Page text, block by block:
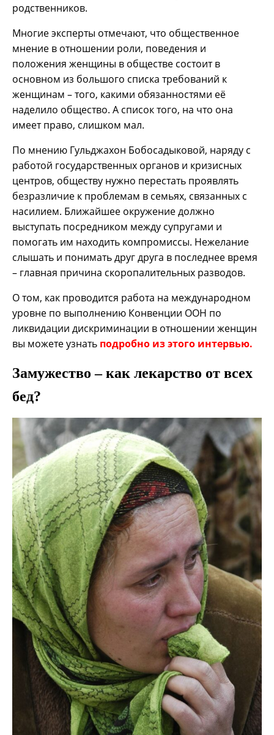
родственников.
Многие эксперты отмечают, что общественное
мнение в отношении роли, поведения и
положения женщины в обществе состоит в
основном из большого списка требований к
женщинам – того, какими обязанностями её
наделило общество. А список того, на что она
имеет право, слишком мал.
По мнению Гульджахон Бобосадыковой, наряду с
работой государственных органов и кризисных
центров, обществу нужно перестать проявлять
безразличие к проблемам в семьях, связанных с
насилием. Ближайшее окружение должно
выступать посредником между супругами и
помогать им находить компромиссы. Нежелание
слышать и понимать друг друга в последнее время
– главная причина скоропалительных разводов.
О том, как проводится работа на международном
уровне по выполнению Конвенции ООН по
ликвидации дискриминации в отношении женщин
вы можете узнать подробно из этого интервью.
Замужество – как лекарство от всех
бед?